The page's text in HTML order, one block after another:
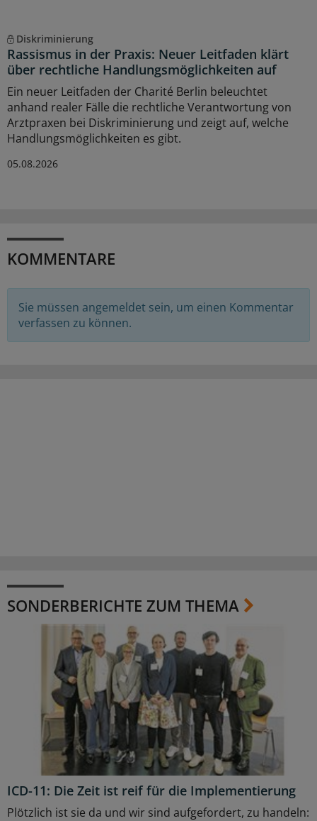
Diskriminierung
Rassismus in der Praxis: Neuer Leitfaden klärt
über rechtliche Handlungsmöglichkeiten auf
Ein neuer Leitfaden der Charité Berlin beleuchtet
anhand realer Fälle die rechtliche Verantwortung von
Arztpraxen bei Diskriminierung und zeigt auf, welche
Handlungsmöglichkeiten es gibt.
05.08.2026
KOMMENTARE
Sie müssen angemeldet sein, um einen Kommentar
verfassen zu können.
SONDERBERICHTE ZUM THEMA
ICD-11: Die Zeit ist reif für die Implementierung
Plötzlich ist sie da und wir sind aufgefordert, zu handeln: